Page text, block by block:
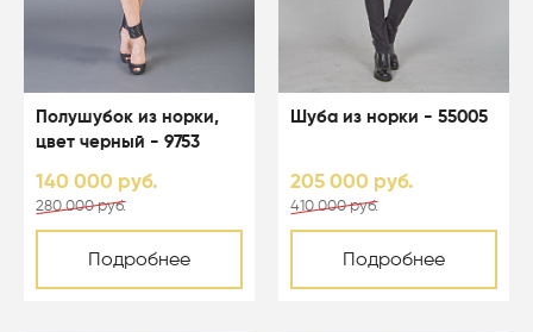
Полушубок из норки,
цвет черный - 9753
140 000 руб.
280 000 руб.
Подробнее
Шуба из норки - 55005
205 000 руб.
410 000 руб.
Подробнее